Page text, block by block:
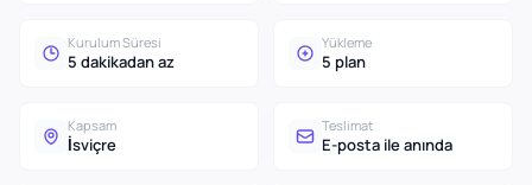
Kurulum Süresi
5 dakikadan az
Yükleme
5 plan
Kapsam
İsviçre
Teslimat
E-posta ile anında